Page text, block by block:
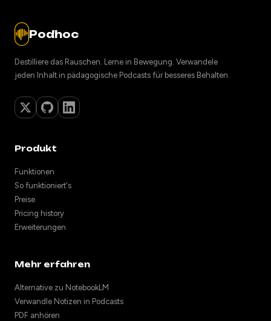
Podhoc
Destilliere das Rauschen. Lerne in Bewegung. Verwandele
jeden Inhalt in pädagogische Podcasts für besseres Behalten.
Produkt
Funktionen
So funktioniert's
Preise
Pricing history
Erweiterungen
Mehr erfahren
Alternative zu NotebookLM
Verwandle Notizen in Podcasts
PDF anhören